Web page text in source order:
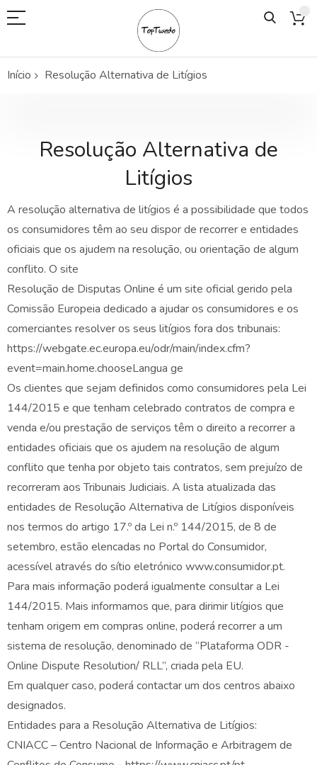
Início Resolução Alternativa de Litígios
Resolução Alternativa de
Litígios
A resolução alternativa de litígios é a possibilidade que todos
os consumidores têm ao seu dispor de recorrer e entidades
oficiais que os ajudem na resolução, ou orientação de algum
conflito. O site
Resolução de Disputas Online é um site oficial gerido pela
Comissão Europeia dedicado a ajudar os consumidores e os
comerciantes resolver os seus litígios fora dos tribunais:
https://webgate.ec.europa.eu/odr/main/index.cfm?
event=main.home.chooseLangua ge
Os clientes que sejam definidos como consumidores pela Lei
144/2015 e que tenham celebrado contratos de compra e
venda e/ou prestação de serviços têm o direito a recorrer a
entidades oficiais que os ajudem na resolução de algum
conflito que tenha por objeto tais contratos, sem prejuízo de
recorreram aos Tribunais Judiciais. A lista atualizada das
entidades de Resolução Alternativa de Litígios disponíveis
nos termos do artigo 17.º da Lei n.º 144/2015, de 8 de
setembro, estão elencadas no Portal do Consumidor,
acessível através do sítio eletrónico www.consumidor.pt.
Para mais informação poderá igualmente consultar a Lei
144/2015. Mais informamos que, para dirimir litígios que
tenham origem em compras online, poderá recorrer a um
sistema de resolução, denominado de “Plataforma ODR -
Online Dispute Resolution/ RLL”, criada pela EU.
Em qualquer caso, poderá contactar um dos centros abaixo
designados.
Entidades para a Resolução Alternativa de Litígios:
CNIACC – Centro Nacional de Informação e Arbitragem de